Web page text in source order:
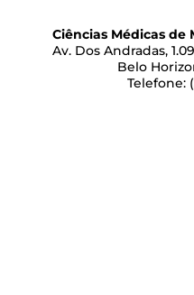
Ciências Médicas de
Av. Dos Andradas,
Belo
Telefone: